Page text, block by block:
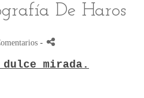
De Haros
-
mirada.